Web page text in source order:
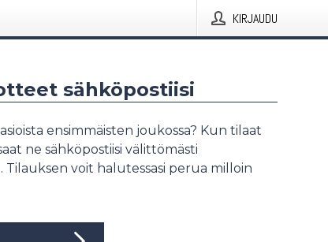
KIRJAUDU
sähköpostiisi
ensimmäisten joukossa? Kun tilaat
ne sähköpostiisi välittömästi
voit halutessasi perua milloin